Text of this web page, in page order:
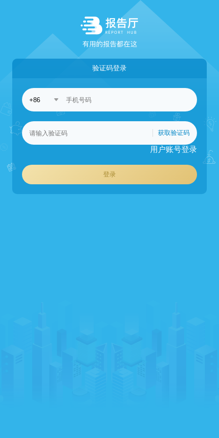
验证码登录
获取验证码
用户账号登录
登录